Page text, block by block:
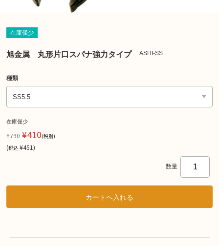
在庫僅少
旭金属 丸形片口スパナ強力タイプ ASHI-SS
種類
在庫僅少
¥790 ¥410(税別)
(税込 ¥451)
数量